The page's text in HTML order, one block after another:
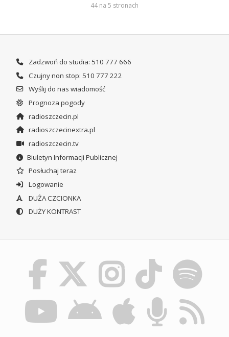
44 na 5 stronach
Zadzwoń do studia: 510 777 666
Czujny non stop: 510 777 222
Wyślij do nas wiadomość
Prognoza pogody
radioszczecin.pl
radioszczecinextra.pl
radioszczecin.tv
Biuletyn Informacji Publicznej
Posłuchaj teraz
Logowanie
DUŻA CZCIONKA
DUŻY KONTRAST